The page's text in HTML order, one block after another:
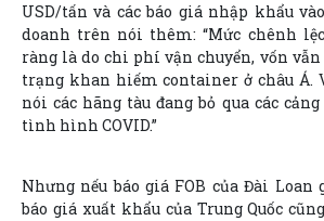
USD/tấn và các báo giá nhập khẩu
doanh trên nói thêm: “Mức chênh
ràng là do chi phí vận chuyển, vốn
trạng khan hiếm container ở châu Á.
nói các hãng tàu đang bỏ qua các
tình hình COVID.”
Nhưng nếu báo giá FOB của Đài
báo giá xuất khẩu của Trung Quốc